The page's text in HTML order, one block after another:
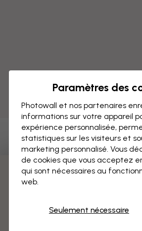
Des gens qui
concert de musique
IMPRESSION SUR TOILE
Pré-assemblé et prêt à
Paramètres des
Photowall et nos partenaires
informations sur votre appareil
expérience personnalisée,
statistiques sur les visiteurs et
marketing personnalisé. Vous
de cookies que vous acceptez
qui sont nécessaires au
web.
Seulement nécessaire